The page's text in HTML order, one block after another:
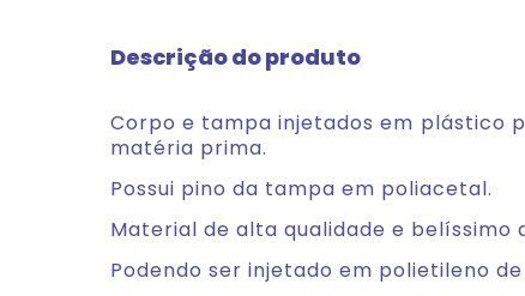
Descrição do produto
Corpo e tampa injetados em plástico
matéria prima.
Possui pino da tampa em poliacetal.
Material de alta qualidade e belíssimo
Podendo ser injetado em polietileno